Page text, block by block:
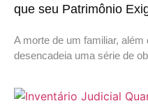
que seu Patrimônio
A morte de um familiar,
desencadeia uma série de